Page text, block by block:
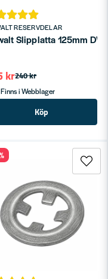
RESERVDELAR
Slipplatta 125mm
240 kr
kr
Finns i Webblager
Köp